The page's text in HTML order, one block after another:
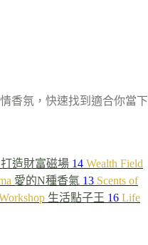
香氛，快速找到適合你當下
打造財富磁場 14 Wealth Field
愛的N種香氣 13 Scents of
生活點子王 16 Life